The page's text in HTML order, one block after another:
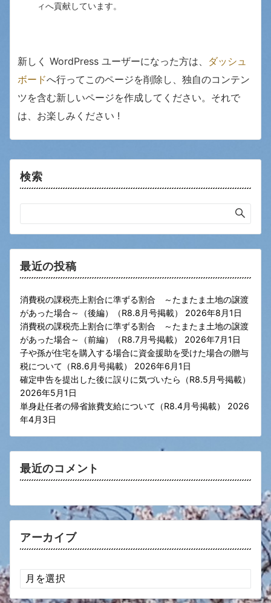
ィへ貢献しています。
新しく WordPress ユーザーになった方は、 ダッシュ
ボードへ行ってこのページを削除し、独自のコンテン
ツを含む新しいページを作成してください。それで
は、お楽しみください !
検索
最近の投稿
消費税の課税売上割合に準ずる割合 ～たまたま土地の譲渡
があった場合～（後編）（R8.8月号掲載）
2026年8月1日
消費税の課税売上割合に準ずる割合 ～たまたま土地の譲渡
があった場合～（前編）（R8.7月号掲載）
2026年7月1日
子や孫が住宅を購入する場合に資金援助を受けた場合の贈与
税について（R8.6月号掲載）
2026年6月1日
確定申告を提出した後に誤りに気づいたら（R8.5月号掲載）
2026年5月1日
単身赴任者の帰省旅費支給について（R8.4月号掲載）
2026
年4月3日
最近のコメント
アーカイブ
ア
ー
カ